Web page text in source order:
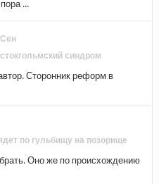
...
синдром
Сторонник реформ в
по гульбищу на позорище
Оно же по происхождению